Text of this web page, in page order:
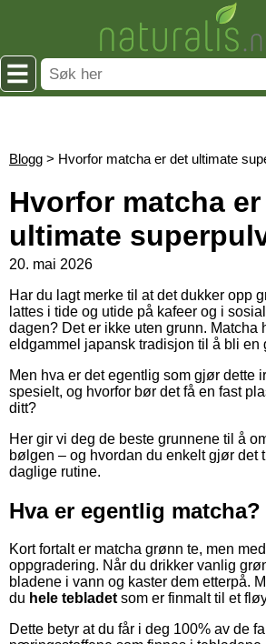
Blogg > Hvorfor matcha er det ultimate
Hvorfor matcha
ultimate
20. mai 2026
Har du lagt merke til at det dukker opp
lattes i tide og utide på kafeer og i
dagen? Det er ikke uten grunn. Matcha
eldgammel japansk tradisjon til å bli en
Men hva er det egentlig som gjør dette
spesielt, og hvorfor bør det få en fast
ditt?
Her gir vi deg de beste grunnene til å
bølgen – og hvordan du enkelt gjør det
daglige rutine.
Hva er egentlig matcha?
Kort fortalt er matcha grønn te, men
oppgradering. Når du drikker vanlig
bladene i vann og kaster dem etterpå.
du hele tebladetsom er finmalt til et
Dette betyr at du får i deg 100% av de